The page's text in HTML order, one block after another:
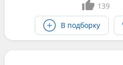
139
В подборку